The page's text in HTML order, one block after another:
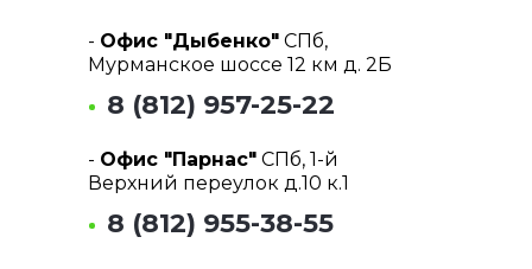
- Офис "Парнас" СПб, 1-й
Верхний переулок д.10 к.1
- Офис "Дыбенко" СПб,
Мурманское шоссе 12 км д. 2Б
8 (812) 957-25-22
8 (812) 955-38-55